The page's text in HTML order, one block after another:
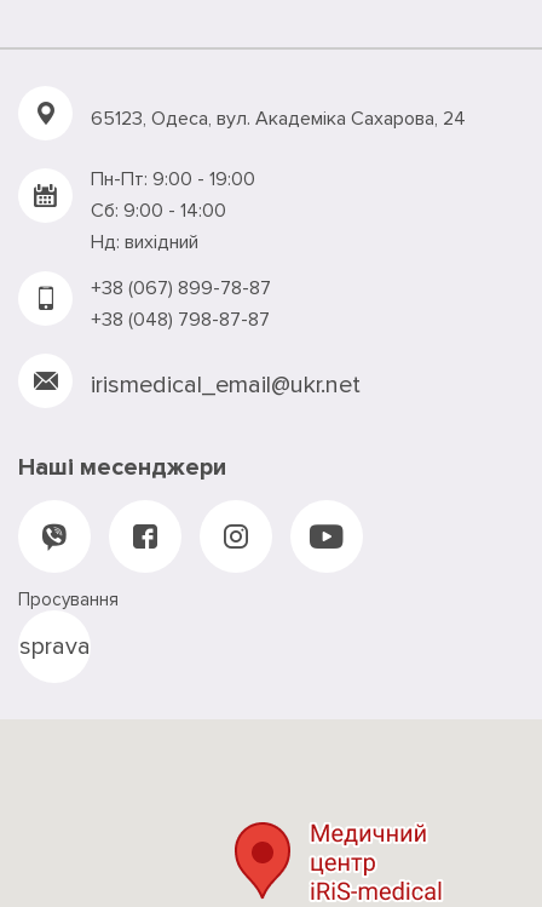
65123, Одеса, вул. Академiка Сахарова, 24
Пн-Пт: 9:00 - 19:00
Сб: 9:00 - 14:00
Нд: вихідний
+38 (067) 899-78-87
+38 (048) 798-87-87
irismedical_email@ukr.net
Наші месенджери
Просування
sprava